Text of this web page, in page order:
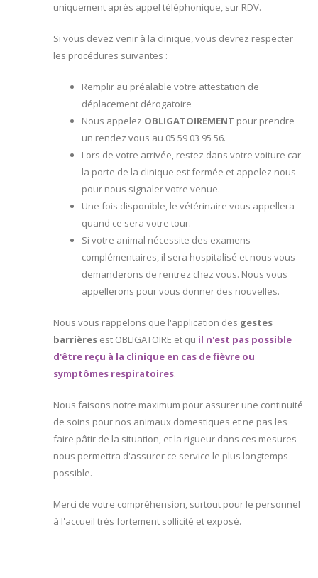
uniquement après appel téléphonique, sur RDV.
Si vous devez venir à la clinique, vous devrez respecter
les procédures suivantes :
Remplir au préalable votre attestation de
déplacement dérogatoire
Nous appelez OBLIGATOIREMENT pour prendre
un rendez vous au 05 59 03 95 56.
Lors de votre arrivée, restez dans votre voiture car
la porte de la clinique est fermée et appelez nous
pour nous signaler votre venue.
Une fois disponible, le vétérinaire vous appellera
quand ce sera votre tour.
Si votre animal nécessite des examens
complémentaires, il sera hospitalisé et nous vous
demanderons de rentrez chez vous. Nous vous
appellerons pour vous donner des nouvelles.
Nous vous rappelons que l'application des gestes
barrières est OBLIGATOIRE et qu'il n'est pas possible
d'être reçu à la clinique en cas de fièvre ou
symptômes respiratoires.
Nous faisons notre maximum pour assurer une continuité
de soins pour nos animaux domestiques et ne pas les
faire pâtir de la situation, et la rigueur dans ces mesures
nous permettra d'assurer ce service le plus longtemps
possible.
Merci de votre compréhension, surtout pour le personnel
à l'accueil très fortement sollicité et exposé.